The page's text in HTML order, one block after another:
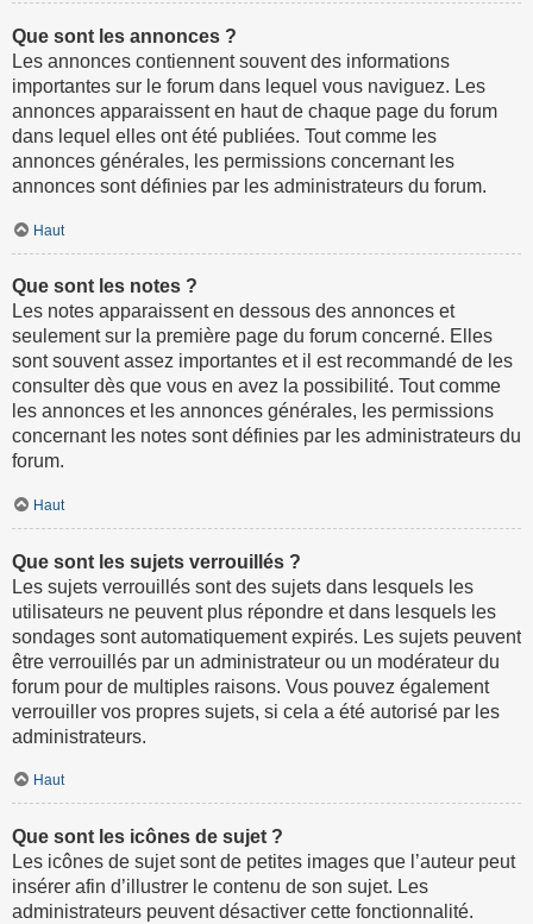
Que sont les annonces ?
Les annonces contiennent souvent des informations
importantes sur le forum dans lequel vous naviguez. Les
annonces apparaissent en haut de chaque page du forum
dans lequel elles ont été publiées. Tout comme les
annonces générales, les permissions concernant les
annonces sont définies par les administrateurs du forum.
Haut
Que sont les notes ?
Les notes apparaissent en dessous des annonces et
seulement sur la première page du forum concerné. Elles
sont souvent assez importantes et il est recommandé de les
consulter dès que vous en avez la possibilité. Tout comme
les annonces et les annonces générales, les permissions
concernant les notes sont définies par les administrateurs du
forum.
Haut
Que sont les sujets verrouillés ?
Les sujets verrouillés sont des sujets dans lesquels les
utilisateurs ne peuvent plus répondre et dans lesquels les
sondages sont automatiquement expirés. Les sujets peuvent
être verrouillés par un administrateur ou un modérateur du
forum pour de multiples raisons. Vous pouvez également
verrouiller vos propres sujets, si cela a été autorisé par les
administrateurs.
Haut
Que sont les icônes de sujet ?
Les icônes de sujet sont de petites images que l’auteur peut
insérer afin d’illustrer le contenu de son sujet. Les
administrateurs peuvent désactiver cette fonctionnalité.